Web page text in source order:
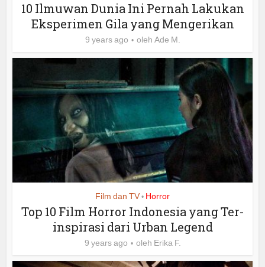
10 Ilmuwan Dunia Ini Pernah Lakukan
Eksperimen Gila yang Mengerikan
9 years ago oleh Ade M.
Film dan TV • Horror
Top 10 Film Horror Indonesia yang Ter-
inspirasi dari Urban Legend
9 years ago oleh Erika F.